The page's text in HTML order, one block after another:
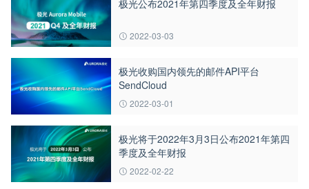
极光公布2021年第四季度及全年财报
2022-03-03
极光收购国内领先的邮件API平台
SendCloud
2022-03-01
极光将于2022年3月3日公布2021年第四
季度及全年财报
2022-02-22